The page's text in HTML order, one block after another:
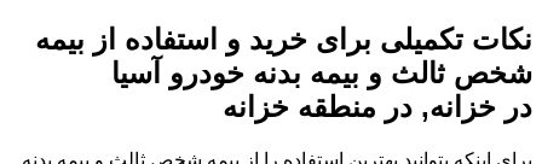
نکات تکمیلی برای خرید و استفاده از بیمه
شخص ثالث و بیمه بدنه خودرو آسیا
در خزانه, در منطقه خزانه